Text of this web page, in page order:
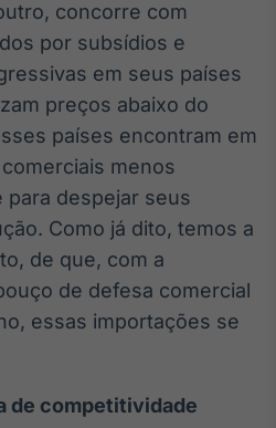
concorre com
por subsídios e
em seus países
preços abaixo do
países encontram em
menos
para despejar seus
Como já dito, temos a
de que, com a
de defesa comercial
essas importações se
de competitividade